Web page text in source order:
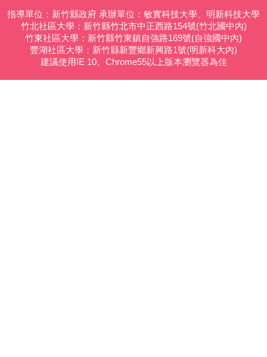
指導單位：新竹縣政府 承辦單位：敏實科技大學、明新科技大學
竹北社區大學：新竹縣竹北市中正西路154號(竹北國中內)
竹東社區大學：新竹縣竹東鎮自強路169號(自強國中內)
豐湖社區大學：新竹縣新豐鄉新興路1號(明新科大內)
建議使用IE 10、Chrome55以上版本瀏覽器為佳